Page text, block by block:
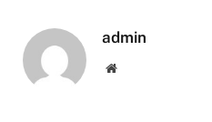
admin
Website